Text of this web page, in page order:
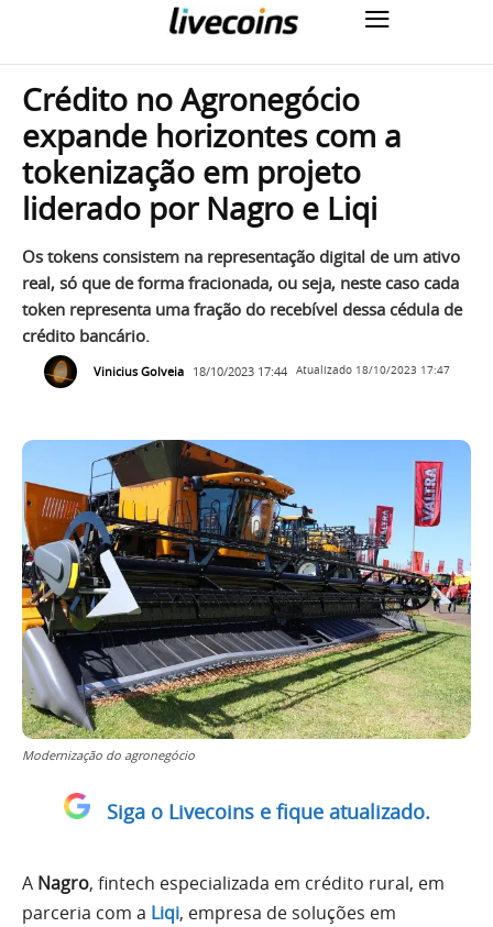
Crédito no Agronegócio
expande horizontes com a
tokenização em projeto
liderado por Nagro e Liqi
Os tokens consistem na representação digital de um ativo
real, só que de forma fracionada, ou seja, neste caso cada
token representa uma fração do recebível dessa cédula de
crédito bancário.
Vinicius Golveia 18/10/2023 17:44 Atualizado 18/10/2023 17:47
Modernização do agronegócio
Siga o Livecoins e fique atualizado.
A Nagro, fintech especializada em crédito rural, em
parceria com a Liqi, empresa de soluções em